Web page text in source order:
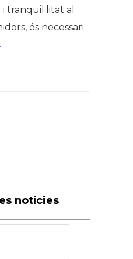
tranquil·litat al
és necessari
notícies